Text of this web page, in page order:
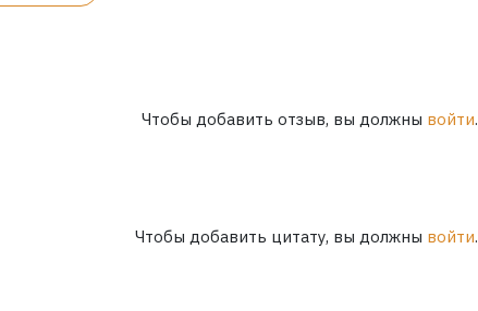
Чтобы добавить отзыв, вы должны войти.
Чтобы добавить цитату, вы должны войти.